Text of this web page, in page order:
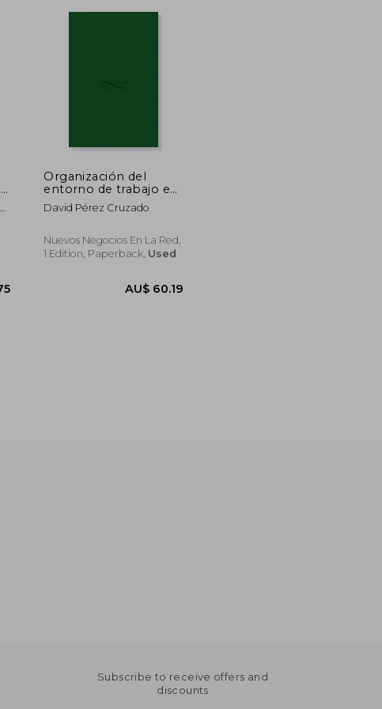
Organización del
entorno de trabajo en
transporte sanitario
(UF0679)
David Pérez Cruzado
Nuevos Negocios En La Red,
1 Edition, Paperback, Used
Subscribe to receive offers and
discounts